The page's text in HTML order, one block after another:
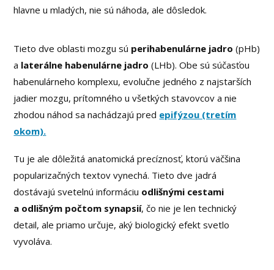
hlavne u mladých, nie sú náhoda, ale dôsledok.
Tieto dve oblasti mozgu sú perihabenulárne jadro (pHb)
a laterálne habenulárne jadro (LHb). Obe sú súčasťou
habenulárneho komplexu, evolučne jedného z najstarších
jadier mozgu, prítomného u všetkých stavovcov a nie
zhodou náhod sa nachádzajú pred epifýzou (tretím
okom).
Tu je ale dôležitá anatomická precíznosť, ktorú väčšina
popularizačných textov vynechá. Tieto dve jadrá
dostávajú svetelnú informáciu odlišnými cestami
a odlišným počtom synapsií, čo nie je len technický
detail, ale priamo určuje, aký biologický efekt svetlo
vyvoláva.